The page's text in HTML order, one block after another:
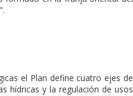
el Plan define cuatro ejes de
hídricas y la regulación de usos